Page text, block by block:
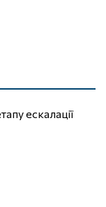
ескалації